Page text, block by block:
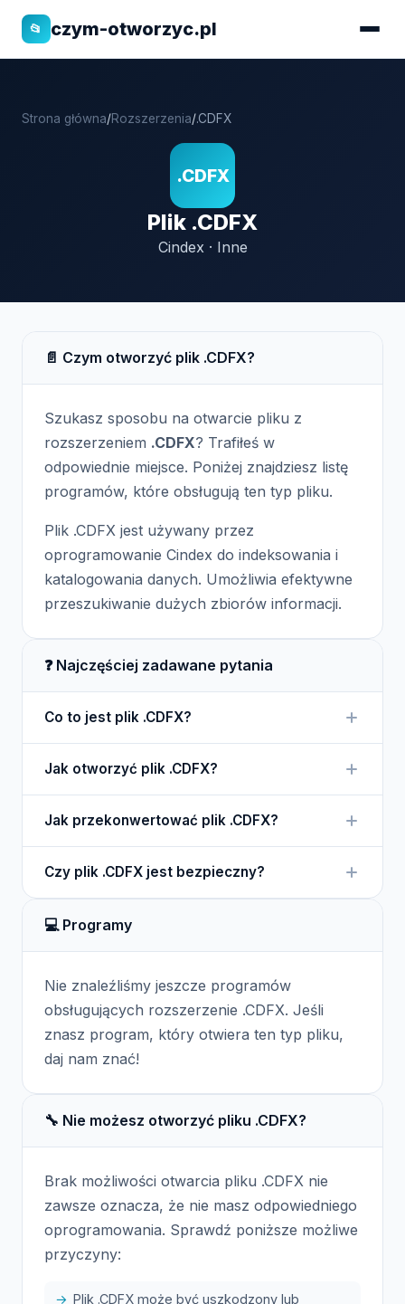
📂 czym-otworzyc.pl
Strona główna/Rozszerzenia/.CDFX
.CDFX
Plik .CDFX
Cindex · Inne
📄 Czym otworzyć plik .CDFX?
Szukasz sposobu na otwarcie pliku z
rozszerzeniem .CDFX? Trafiłeś w
odpowiednie miejsce. Poniżej znajdziesz listę
programów, które obsługują ten typ pliku.
Plik .CDFX jest używany przez
oprogramowanie Cindex do indeksowania i
katalogowania danych. Umożliwia efektywne
przeszukiwanie dużych zbiorów informacji.
❓ Najczęściej zadawane pytania
Co to jest plik .CDFX?
Cindex do tworzenia indeksów dla danych. Jest to
narzędzie przydatne w zarządzaniu dużymi
zbiorami informacji.
Jak otworzyć plik .CDFX?
Cindex, który jest specjalnie zaprojektowany do
pracy z tym formatem.
Jak przekonwertować plik .CDFX?
oprogramowania Cindex lub innych narzędzi do
zarządzania danymi, które wspierają ten format.
Czy plik .CDFX jest bezpieczny?
oprogramowania, ale zawsze warto zachować
ostrożność przy otwieraniu plików z nieznanych
💻 Programy
Nie znaleźliśmy jeszcze programów
obsługujących rozszerzenie .CDFX. Jeśli
znasz program, który otwiera ten typ pliku,
daj nam znać!
🔧 Nie możesz otworzyć pliku .CDFX?
Brak możliwości otwarcia pliku .CDFX nie
zawsze oznacza, że nie masz odpowiedniego
oprogramowania. Sprawdź poniższe możliwe
przyczyny:
Plik .CDFX może być uszkodzony lub